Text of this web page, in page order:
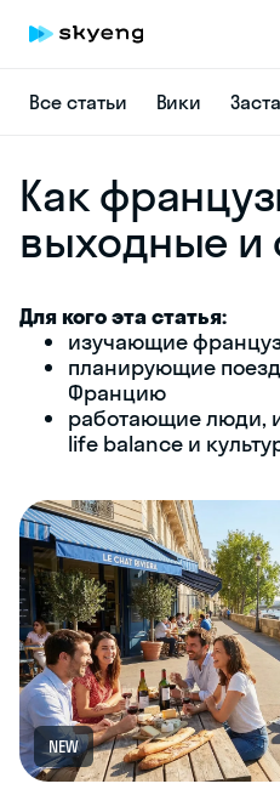
Все статьи Вики
Как
выходные и
Для кого эта статья:
изучающие
планирующие
Францию
работающие люди,
life balance и
NEW
Skyeng Chat
online